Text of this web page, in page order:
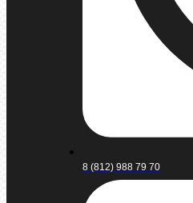
8 (812) 988 79 70